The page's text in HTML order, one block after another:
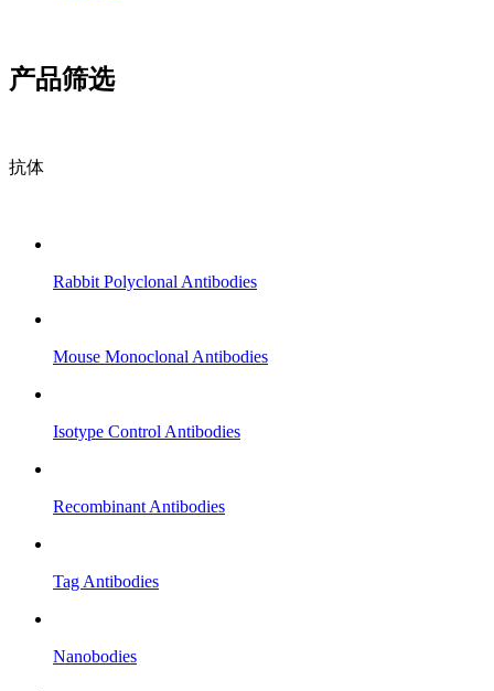
产品筛选
抗体
Rabbit Polyclonal Antibodies
Mouse Monoclonal Antibodies
Isotype Control Antibodies
Recombinant Antibodies
Tag Antibodies
Nanobodies